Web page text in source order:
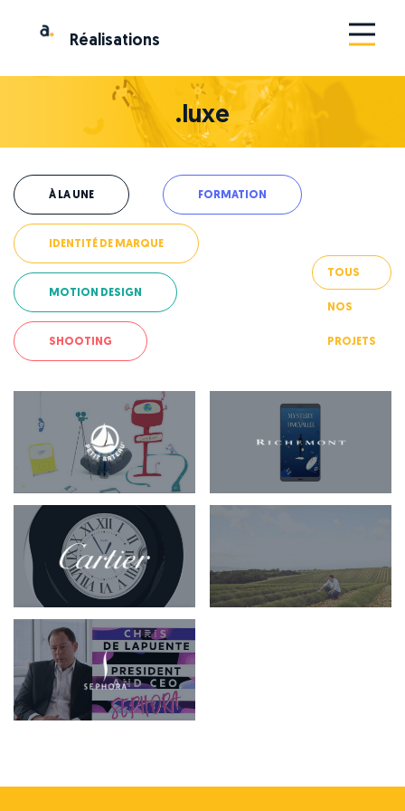
Réalisations
.luxe
À LA UNE FORMATION
IDENTITÉ DE MARQUE
MOTION DESIGN
SHOOTING
TOUS
NOS
PROJETS